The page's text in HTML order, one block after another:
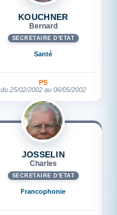
KOUCHNER
Bernard
SECRÉTAIRE D'ETAT
Santé
PS
du 25/02/2002 au 06/05/2002
JOSSELIN
Charles
SECRÉTAIRE D'ETAT
Francophonie